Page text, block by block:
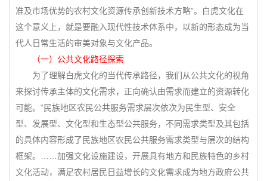
准及市场优势的农村文化资源传承创新技术方略”。白虎文化在
这个意义上，就是要融入现代性技术体系中，以新的形态成为当
代人日常生活的审美对象与文化产品。
（一）公共文化路径探索
为了理解白虎文化的当代传承路径，我们从公共文化的视角
来探讨传承主体的文化需求，正向确认由需求而建立的资源转化
可能。“民族地区农民公共服务需求层次依次为民生型、安全
型、发展型、文化型和生态型公共服务，不同需求类型及其包括
的具体内容形成了民族地区农民公共服务需求类型与层次的结构
框架。……加强文化设施建设，开展具有地方和民族特色的乡村
文化活动，满足农村居民日益增长的文化需求成为地方政府公共